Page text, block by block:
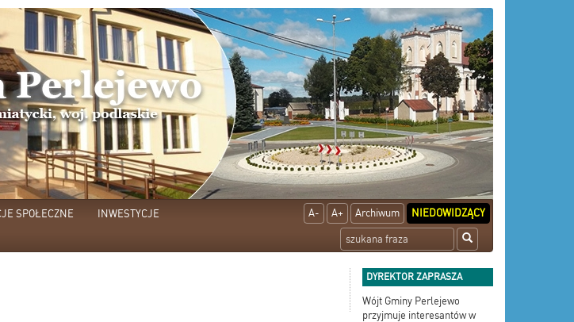
SPOŁECZNE INWESTYCJE A- A+ Archiwum NIEDOWIDZĄCY
DYREKTOR ZAPRASZA
Wójt Gminy Perlejewo
przyjmuje interesantów w